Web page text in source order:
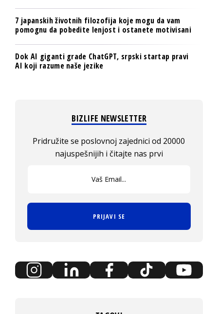
7 japanskih životnih filozofija koje mogu da vam
pomognu da pobedite lenjost i ostanete motivisani
Dok AI giganti grade ChatGPT, srpski startap pravi
AI koji razume naše jezike
BIZLIFE NEWSLETTER
Pridružite se poslovnoj zajednici od 20000
najuspešnijih i čitajte nas prvi
PRIJAVI SE